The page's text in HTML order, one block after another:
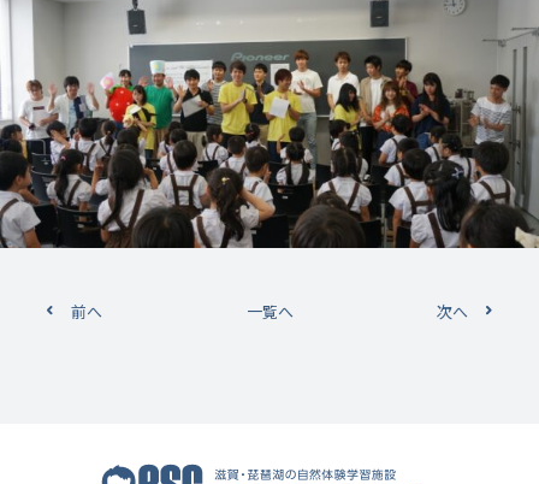
前へ 一覧へ 次へ